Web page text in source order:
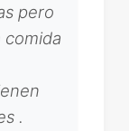
pero
comida
.